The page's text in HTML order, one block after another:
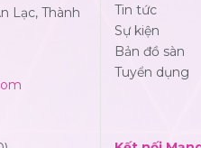
Lạc, Thành
Tin tức
Sự kiện
Bản đồ sàn
Tuyển dụng